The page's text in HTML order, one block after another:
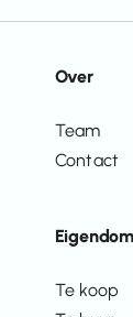
Te koop
Over
Team
Contact